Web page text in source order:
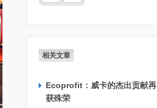
相关文章
Ecoprofit：威卡的杰出贡献再
获殊荣